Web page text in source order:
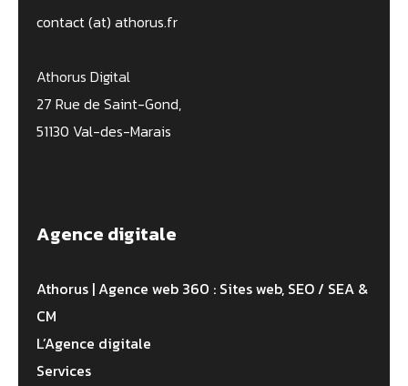
contact (at) athorus.fr
Athorus Digital
27 Rue de Saint-Gond,
51130 Val-des-Marais
Agence digitale
Athorus | Agence web 360 : Sites web, SEO / SEA &
CM
L’Agence digitale
Services